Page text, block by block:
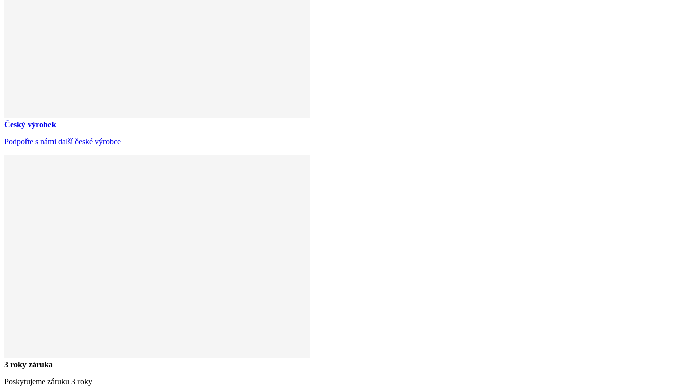
Český výrobek
Podpořte s námi další české výrobce
3 roky záruka
Poskytujeme záruku 3 roky